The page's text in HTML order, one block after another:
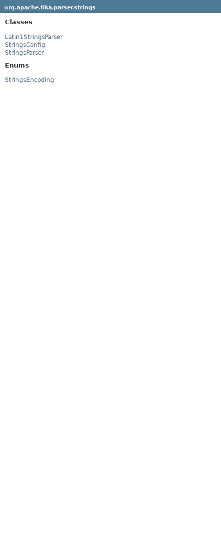
org.apache.tika.parser.strings
Classes
Latin1StringsParser
StringsConfig
StringsParser
Enums
StringsEncoding